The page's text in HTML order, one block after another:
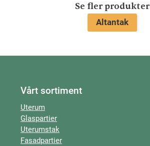
Se fler produkter
Altantak
Vårt sortiment
Uterum
Glaspartier
Uterumstak
Fasadpartier